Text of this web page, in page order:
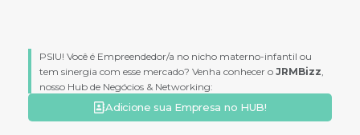
PSIU! Você é Empreendedor/a no nicho materno-infantil ou
tem sinergia com esse mercado? Venha conhecer o JRMBizz,
nosso Hub de Negócios & Networking:
Adicione sua Empresa no HUB!